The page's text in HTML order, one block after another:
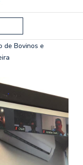
de Bovinos e